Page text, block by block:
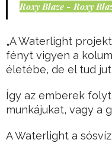
Roxy Blaze - Roxy
„A Waterlight
fényt vigyen a
életébe, de el tud
Így az emberek
munkájukat, vagy a
A Waterlight a